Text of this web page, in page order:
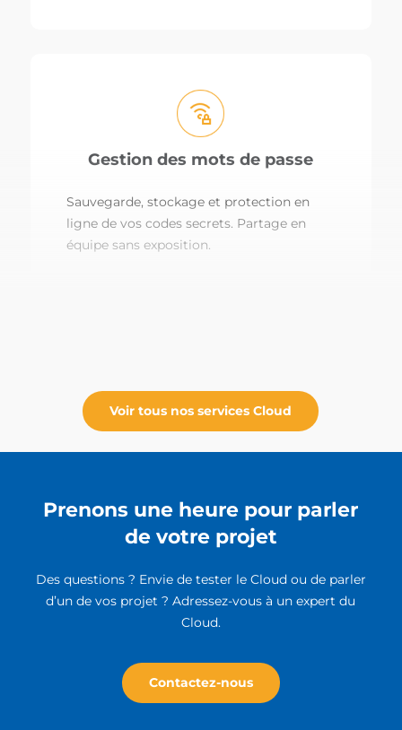
Gestion des mots de passe
Sauvegarde, stockage et protection en
ligne de vos codes secrets. Partage en
équipe sans exposition.
Voir tous nos services Cloud
Prenons une heure pour parler
de votre projet
Des questions ? Envie de tester le Cloud ou de parler
d’un de vos projet ? Adressez-vous à un expert du
Cloud.
Contactez-nous